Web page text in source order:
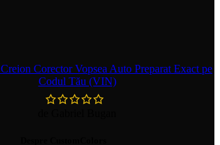
Creion Corector Vopsea Auto Preparat Exact pe
Codul Tău (VIN)